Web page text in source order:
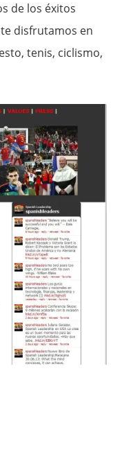
de los éxitos
disfrutamos en
tenis, ciclismo,